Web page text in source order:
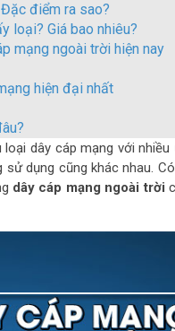
điểm ra sao?
loại? Giá bao nhiêu?
mạng ngoài trời hiện nay
hiện đại nhất
dây cáp mạng với
dụng cũng khác nhau.
dây cáp mạng ngoài trời